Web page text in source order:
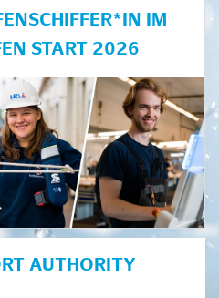
IM
START 2026
AUTHORITY